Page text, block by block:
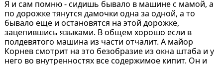
Я и сам помню - сидишь бывало в машине с мамой, а
по дорожке тянутся дамочки одна за одной, а то
бывало еще и остановятся на этой дорожке,
зацепившись языками. В общем хорошо если в
полдевятого машина из части отчалит. А майор
Корнев смотрит на это безобразие из окна штаба и у
него во внутренностях все содержимое кипит. Он и